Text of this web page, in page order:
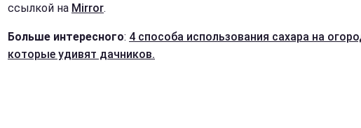
ссылкой на Mirror.
Больше интересного: 4 способа использования сахара на
которые удивят дачников.